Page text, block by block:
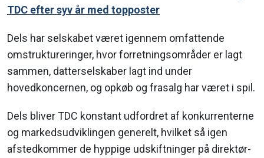
TDC efter syv år med topposter
Dels har selskabet været igennem omfattende
omstruktureringer, hvor forretningsområder er lagt
sammen, datterselskaber lagt ind under
hovedkoncernen, og opkøb og frasalg har været i spil.
Dels bliver TDC konstant udfordret af konkurrenterne
og markedsudviklingen generelt, hvilket så igen
afstedkommer de hyppige udskiftninger på direktør-